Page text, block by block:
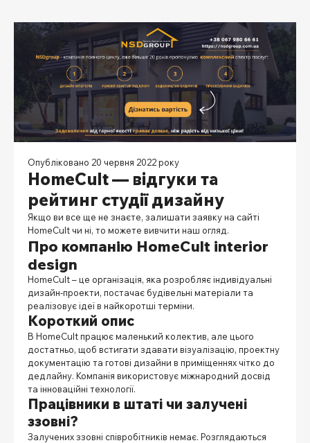
Опубліковано 20 червня 2022 року
HomeCult — відгуки та
рейтинг студії дизайну
Якщо ви все ще не знаєте, залишати заявку на сайті
HomeCult чи ні, то можете вивчити наш огляд.
Про компанію HomeCult interior
design
HomeCult – це організація, яка розробляє індивідуальні
дизайн-проекти, постачає будівельні матеріали та
реалізовує ідеї в найкоротші терміни.
Короткий опис
В HomeCult працює маленький колектив, але цього
достатньо, щоб встигати здавати візуалізацію, проектну
документацію та готові дизайни в приміщеннях чітко до
дедлайну. Компанія використовує міжнародний досвід
та інноваційні технології.
Працівники в штаті чи залучені
ззовні?
Залучених ззовні співробітників немає. Розглядаються